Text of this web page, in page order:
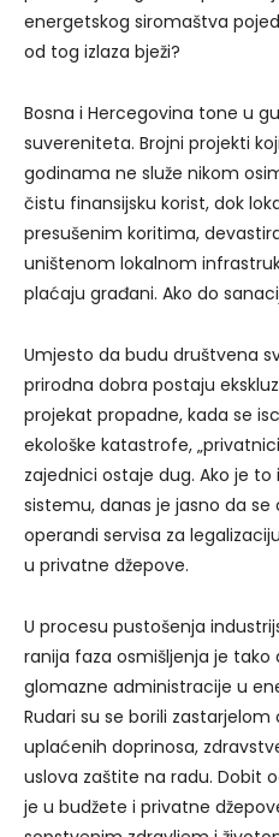
energetskog siromaštva
od tog izlaza bježi?
Bosna i Hercegovina tone u
suvereniteta. Brojni projekti
godinama ne služe nikom
čistu finansijsku korist, dok
presušenim koritima,
uništenom lokalnom
plaćaju građani. Ako do
Umjesto da budu društvena
prirodna dobra postaju
projekat propadne, kada se
ekološke katastrofe,
zajednici ostaje dug. Ako je
sistemu, danas je jasno da
operandi servisa za
u privatne džepove.
U procesu pustošenja
ranija faza osmišljenja je
glomazne administracije u
Rudari su se borili
uplaćenih doprinosa,
uslova zaštite na radu. Dobit
je u budžete i privatne